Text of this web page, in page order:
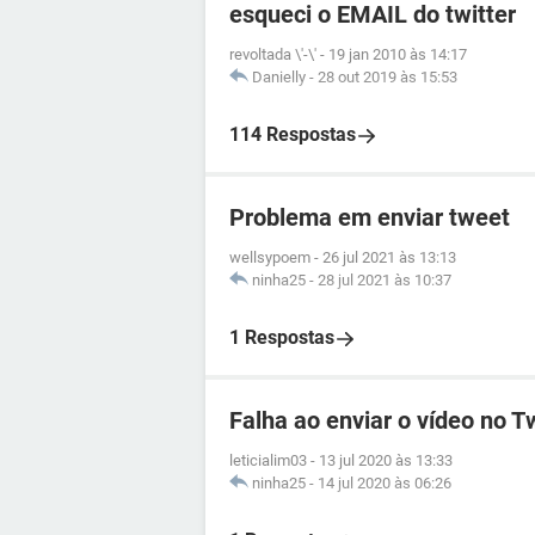
esqueci o EMAIL do twitter
revoltada \'-\' - 19 jan 2010 às 14:17
Danielly - 28 out 2019 às 15:53
114 Respostas
Problema em enviar tweet
wellsypoem - 26 jul 2021 às 13:13
ninha25 - 28 jul 2021 às 10:37
1 Respostas
Falha ao enviar o vídeo no
leticialim03 - 13 jul 2020 às 13:33
ninha25 - 14 jul 2020 às 06:26